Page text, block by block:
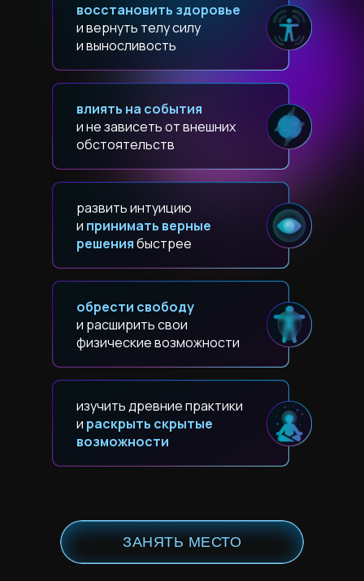
влиять на события
и не зависеть от внешних
обстоятельств
обрести свободу
и расширить свои
физические возможности
изучить древние практики
и раскрыть скрытые
возможности
развить интуицию
и принимать верные
решениябыстрее
восстановить здоровье
и вернуть телу силу
и выносливость
ЗАНЯТЬ МЕСТО